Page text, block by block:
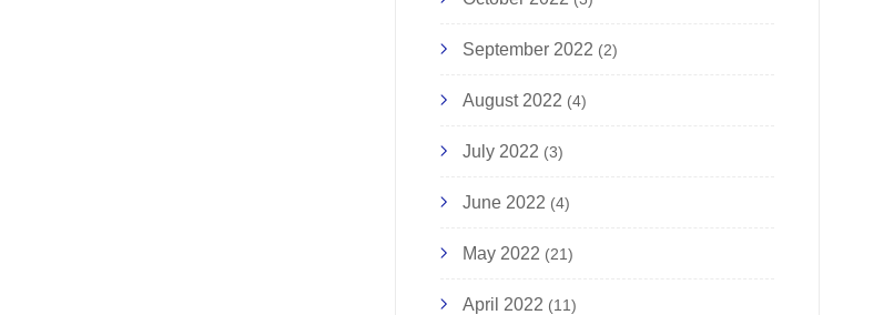
September 2022 (2)
August 2022 (4)
July 2022 (3)
June 2022 (4)
May 2022 (21)
April 2022 (11)